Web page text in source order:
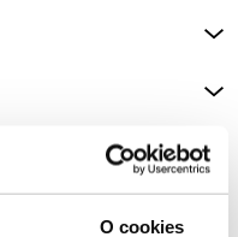
O cookies